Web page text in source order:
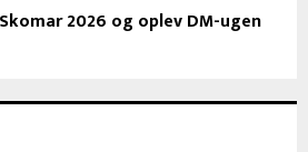
2026 og oplev DM-ugen